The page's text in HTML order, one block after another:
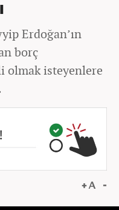
Erdoğan’ın
borç
olmak isteyenlere